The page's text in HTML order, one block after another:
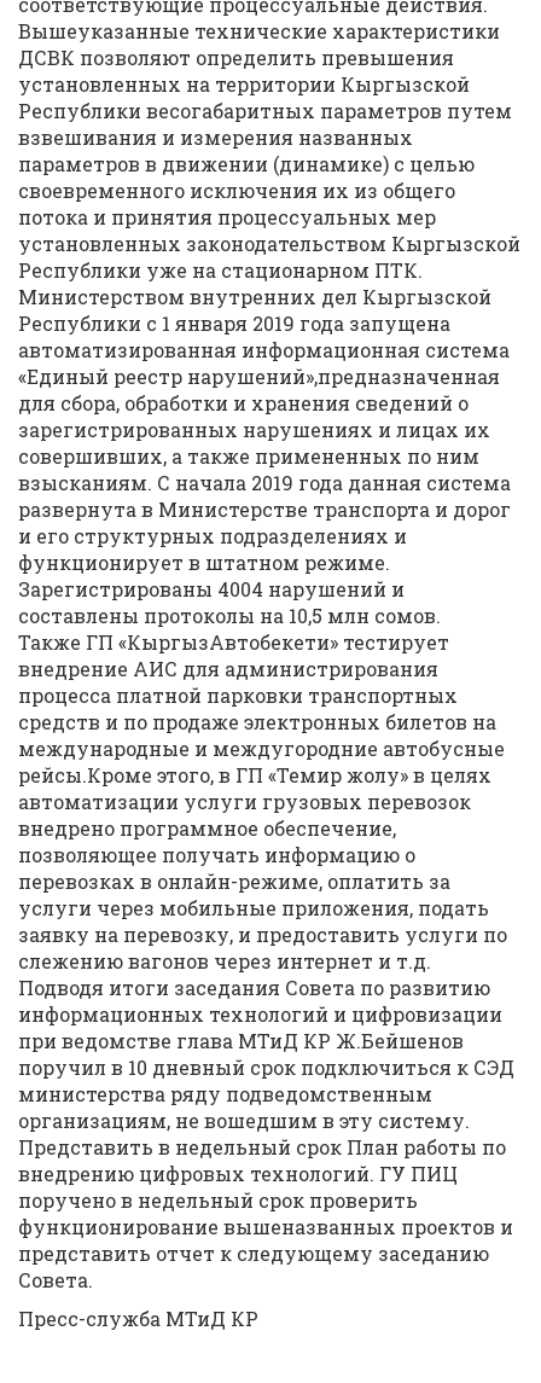
Вышеуказанные технические характеристики
ДСВК позволяют определить превышения
установленных на территории Кыргызской
Республики весогабаритных параметров путем
взвешивания и измерения названных
параметров в движении (динамике) с целью
своевременного исключения их из общего
потока и принятия процессуальных мер
установленных законодательством Кыргызской
Республики уже на стационарном ПТК.
Министерством внутренних дел Кыргызской
Республики с 1 января 2019 года запущена
автоматизированная информационная система
«Единый реестр нарушений»,предназначенная
для сбора, обработки и хранения сведений о
зарегистрированных нарушениях и лицах их
совершивших, а также примененных по ним
взысканиям. С начала 2019 года данная система
развернута в Министерстве транспорта и дорог
и его структурных подразделениях и
функционирует в штатном режиме.
Зарегистрированы 4004 нарушений и
составлены протоколы на 10,5 млн сомов.
Также ГП «КыргызАвтобекети» тестирует
внедрение АИС для администрирования
процесса платной парковки транспортных
средств и по продаже электронных билетов на
международные и междугородние автобусные
рейсы.Кроме этого, в ГП «Темир жолу» в целях
автоматизации услуги грузовых перевозок
внедрено программное обеспечение,
позволяющее получать информацию о
перевозках в онлайн-режиме, оплатить за
услуги через мобильные приложения, подать
заявку на перевозку, и предоставить услуги по
слежению вагонов через интернет и т.д.
Подводя итоги заседания Совета по развитию
информационных технологий и цифровизации
при ведомстве глава МТиД КР Ж.Бейшенов
поручил в 10 дневный срок подключиться к СЭД
министерства ряду подведомственным
организациям, не вошедшим в эту систему.
Представить в недельный срок План работы по
внедрению цифровых технологий. ГУ ПИЦ
поручено в недельный срок проверить
функционирование вышеназванных проектов и
представить отчет к следующему заседанию
Совета.
Пресс-служба МТиД КР